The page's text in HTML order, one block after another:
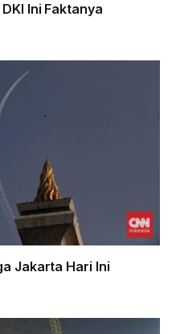
Ini Faktanya
Jakarta Hari Ini